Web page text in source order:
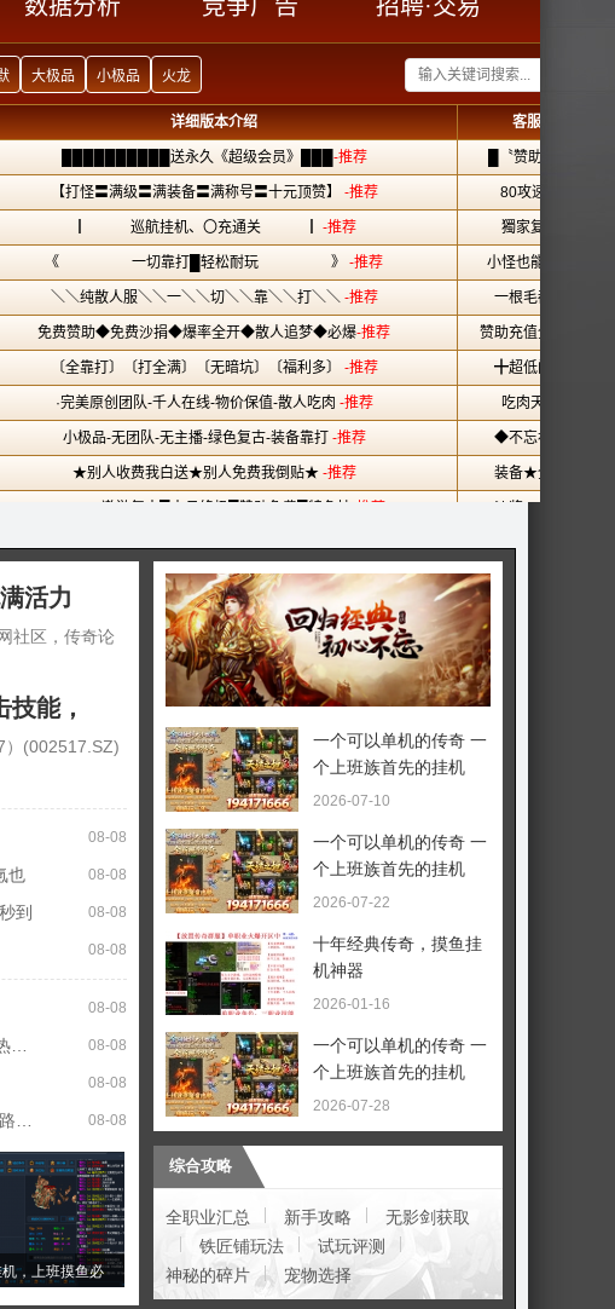
活力
社区，传奇论
能，
）(002517.SZ)
08-08
也 08-08
到 08-08
08-08
08-08
08-08
08-08
08-08
，上班摸鱼必
一个可以单机的传奇 一
个上班族首先的挂机
2026-07-10
一个可以单机的传奇 一
个上班族首先的挂机
2026-07-22
十年经典传奇，摸鱼挂
机神器
2026-01-16
一个可以单机的传奇 一
个上班族首先的挂机
2026-07-28
综合攻略
全职业汇总 新手攻略
无影剑获取
铁匠铺玩法
试玩评测
神秘的碎片
宠物选择